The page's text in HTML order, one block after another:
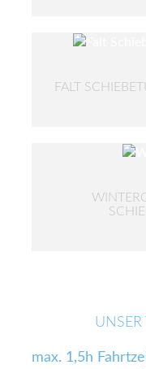
FALT
UNSER
max. 1,5h